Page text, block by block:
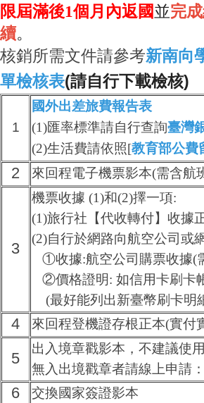
限屆滿後1個月內返國並完
續。
核銷所需文件請參考新南向
單檢核表(請自行下載檢核)
1
國外出差旅費報告表
(1)匯率標準請自行查詢臺灣
(2)生活費請依照[教育部公費
2 來回程電子機票影本(需含航
3
機票收據 (1)和(2)擇一項:
(1)旅行社【代收轉付】收據
(2)自行於網路向航空公司或
①收據:航空公司購票收據(
②價格證明: 如信用卡刷卡
(最好能列出新臺幣刷卡明
4 來回程登機證存根正本(實付
5
出入境章戳影本，不建議使
無入出境戳章者請線上申請
6 交換國家簽證影本